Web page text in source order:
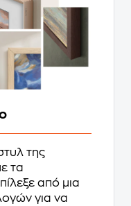
της
τα
από μια
για να